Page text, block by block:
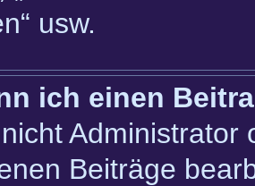
usw.
ich einen
Beiträge